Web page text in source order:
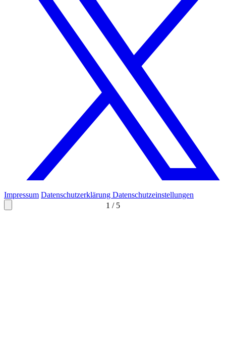
1 / 5
Impressum Datenschutzerklärung Datenschutzeinstellungen